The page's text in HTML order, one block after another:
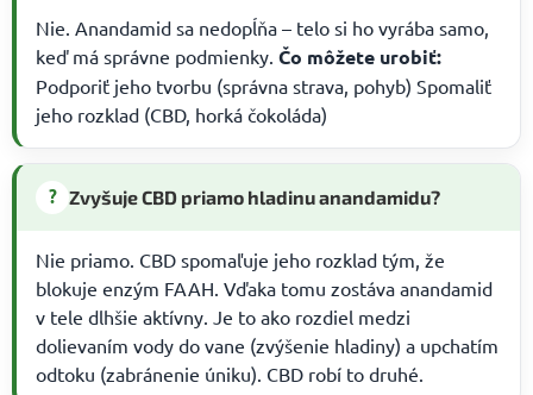
Nie. Anandamid sa nedopĺňa – telo si ho vyrába samo,
keď má správne podmienky. Čo môžete urobiť:
Podporiť jeho tvorbu (správna strava, pohyb) Spomaliť
jeho rozklad (CBD, horká čokoláda)
? Zvyšuje CBD priamo hladinu anandamidu?
Nie priamo. CBD spomaľuje jeho rozklad tým, že
blokuje enzým FAAH. Vďaka tomu zostáva anandamid
v tele dlhšie aktívny. Je to ako rozdiel medzi
dolievaním vody do vane (zvýšenie hladiny) a upchatím
odtoku (zabránenie úniku). CBD robí to druhé.